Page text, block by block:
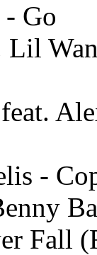
Go
Lil
-
Fall